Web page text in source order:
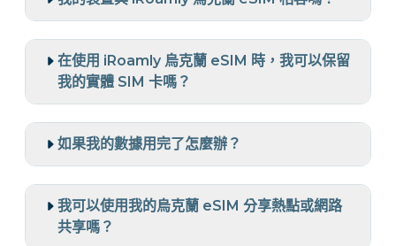
在使用 iRoamly 烏克蘭 eSIM 時，我可以保留
我的實體 SIM 卡嗎？
如果我的數據用完了怎麼辦？
我可以使用我的烏克蘭 eSIM 分享熱點或網路
共享嗎？